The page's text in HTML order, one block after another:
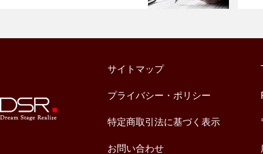
サイトマップ
プライバシー・ポリシー
特定商取引法に基づく表示
お問い合わせ